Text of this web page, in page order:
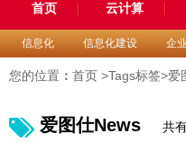
首页 云计算
信息化 信息化建设 企
您的位置 ： 首页 >Tags标签>爱
爱图仕News 共